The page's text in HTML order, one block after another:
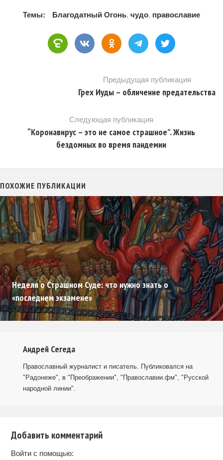
Темы: Благодатный Огонь, чудо, православие
Предыдущая публикация
Грех Иуды – обличение предательства
Следующая публикация
“Коронавирус – это не самое страшное”. Жизнь
бездомных во время пандемии
ПОХОЖИЕ ПУБЛИКАЦИИ
Неделя о Страшном Суде: что нужно знать о
«последнем экзамене»
Андрей Сегеда
Православный журналист и писатель. Публиковался на
"Радонеже", в "Преображении", "Православии.фм", "Русской
народной линии".
Добавить комментарий
Войти с помощью: